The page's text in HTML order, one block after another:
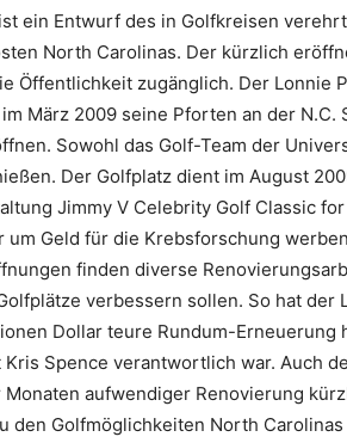
ein Entwurf des in Golfkreisen
North Carolinas. Der kürzlich
Öffentlichkeit zugänglich. Der Lonnie
März 2009 seine Pforten an der N.C.
Sowohl das Golf-Team der
Der Golfplatz dient im August
Jimmy V Celebrity Golf Classic
um Geld für die Krebsforschung
finden diverse
verbessern sollen. So hat der
Dollar teure Rundum-Erneuerung
Spence verantwortlich war. Auch
aufwendiger Renovierung
den Golfmöglichkeiten North Carolinas